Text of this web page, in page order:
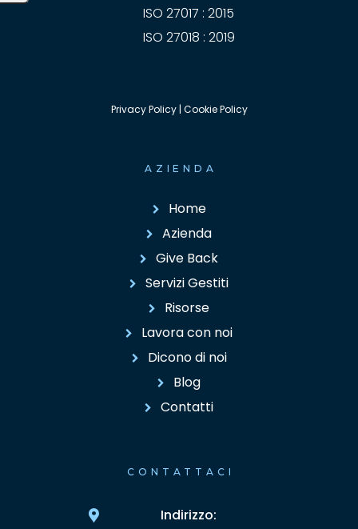
ISO 27017 : 2015
ISO 27018 : 2019
Privacy Policy| Cookie Policy
AZIENDA
Home
Azienda
Give Back
Servizi Gestiti
Risorse
Lavora con noi
Dicono di noi
Blog
Contatti
CONTATTACI
Indirizzo: